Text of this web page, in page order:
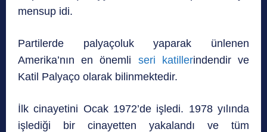
mensup idi.
Partilerde palyaçoluk yaparak ünlenen
Amerika’nın en önemli seri katillerindendir ve
Katil Palyaço olarak bilinmektedir.
İlk cinayetini Ocak 1972’de işledi. 1978 yılında
işlediği bir cinayetten yakalandı ve tüm